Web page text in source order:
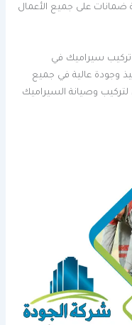
ضمانات على جميع الأعمال
تركيب سيراميك في
وجودة عالية في جميع
لتركيب وصيانة السيراميك